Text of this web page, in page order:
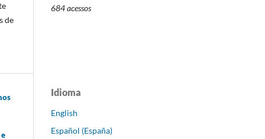
de
684 acessos
Idioma
English
Español (España)